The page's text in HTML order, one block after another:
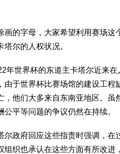
画的字母，大家希望利用赛场
塔尔的人权状况。
世界杯的东道主卡塔尔近来在
由于世界杯比赛场馆的建设工
，他们大多来自东南亚地区。虽
公平等问题的争议仍然在持续。
府回应这些指责时强调，在
组织也承认在这些方面有所改进